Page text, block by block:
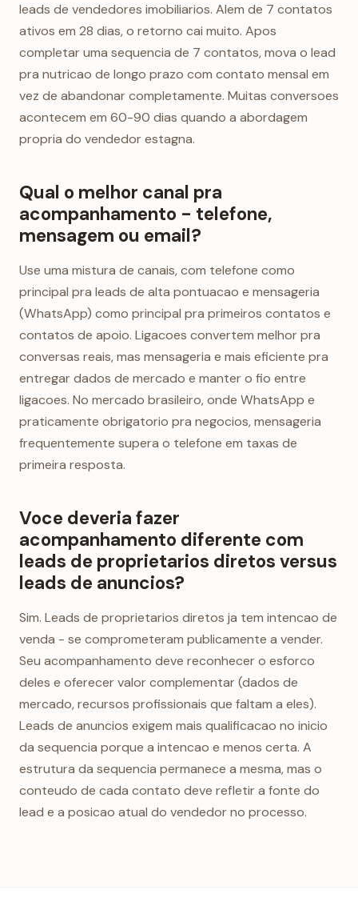
leads de vendedores imobiliarios. Alem de 7 contatos
ativos em 28 dias, o retorno cai muito. Apos
completar uma sequencia de 7 contatos, mova o lead
pra nutricao de longo prazo com contato mensal em
vez de abandonar completamente. Muitas conversoes
acontecem em 60-90 dias quando a abordagem
propria do vendedor estagna.
Qual o melhor canal pra
acompanhamento - telefone,
mensagem ou email?
Use uma mistura de canais, com telefone como
principal pra leads de alta pontuacao e mensageria
(WhatsApp) como principal pra primeiros contatos e
contatos de apoio. Ligacoes convertem melhor pra
conversas reais, mas mensageria e mais eficiente pra
entregar dados de mercado e manter o fio entre
ligacoes. No mercado brasileiro, onde WhatsApp e
praticamente obrigatorio pra negocios, mensageria
frequentemente supera o telefone em taxas de
primeira resposta.
Voce deveria fazer
acompanhamento diferente com
leads de proprietarios diretos versus
leads de anuncios?
Sim. Leads de proprietarios diretos ja tem intencao de
venda - se comprometeram publicamente a vender.
Seu acompanhamento deve reconhecer o esforco
deles e oferecer valor complementar (dados de
mercado, recursos profissionais que faltam a eles).
Leads de anuncios exigem mais qualificacao no inicio
da sequencia porque a intencao e menos certa. A
estrutura da sequencia permanece a mesma, mas o
conteudo de cada contato deve refletir a fonte do
lead e a posicao atual do vendedor no processo.